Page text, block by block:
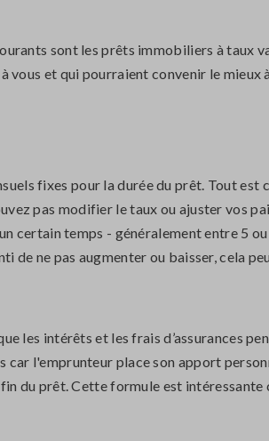
sont les prêts immobiliers à taux
vous et qui pourraient convenir le mieux
fixes pour la durée du prêt. Tout est
pas modifier le taux ou ajuster vos
certain temps - généralement entre 5
de ne pas augmenter ou baisser, cela
les intérêts et les frais d’assurances
car l'emprunteur place son apport
du prêt. Cette formule est